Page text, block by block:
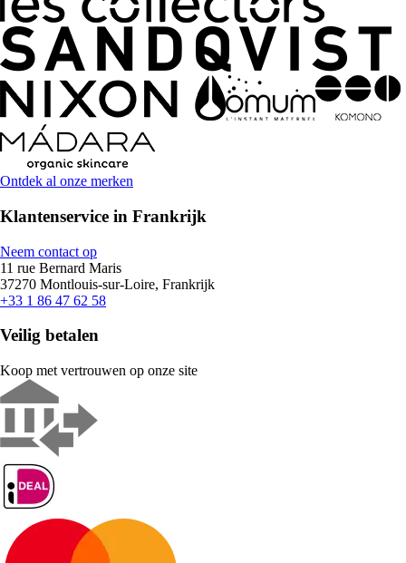
Ontdek al onze merken
Klantenservice in Frankrijk
Neem contact op
11 rue Bernard Maris
37270 Montlouis-sur-Loire, Frankrijk
+33 1 86 47 62 58
Veilig betalen
Koop met vertrouwen op onze site